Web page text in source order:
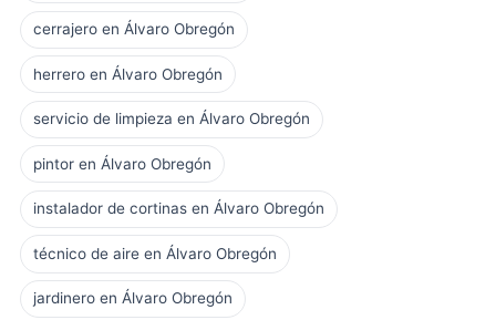
cerrajero en Álvaro Obregón
herrero en Álvaro Obregón
servicio de limpieza en Álvaro Obregón
pintor en Álvaro Obregón
instalador de cortinas en Álvaro Obregón
técnico de aire en Álvaro Obregón
jardinero en Álvaro Obregón